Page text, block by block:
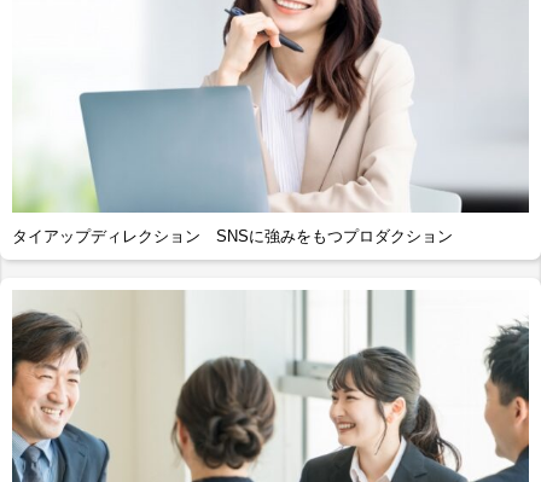
タイアップディレクション SNSに強みをもつプロダクション